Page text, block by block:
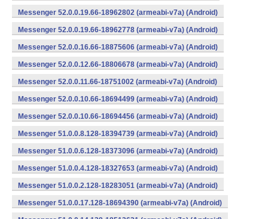
Messenger 52.0.0.19.66-18962802 (armeabi-v7a) (Android)
Messenger 52.0.0.19.66-18962778 (armeabi-v7a) (Android)
Messenger 52.0.0.16.66-18875606 (armeabi-v7a) (Android)
Messenger 52.0.0.12.66-18806678 (armeabi-v7a) (Android)
Messenger 52.0.0.11.66-18751002 (armeabi-v7a) (Android)
Messenger 52.0.0.10.66-18694499 (armeabi-v7a) (Android)
Messenger 52.0.0.10.66-18694456 (armeabi-v7a) (Android)
Messenger 51.0.0.8.128-18394739 (armeabi-v7a) (Android)
Messenger 51.0.0.6.128-18373096 (armeabi-v7a) (Android)
Messenger 51.0.0.4.128-18327653 (armeabi-v7a) (Android)
Messenger 51.0.0.2.128-18283051 (armeabi-v7a) (Android)
Messenger 51.0.0.17.128-18694390 (armeabi-v7a) (Android)